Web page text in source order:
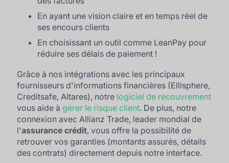
En ayant une vision claire et en temps réel de
ses encours clients
En choisissant un outil comme LeanPay pour
réduire ses délais de paiement !
Grâce à nos intégrations avec les principaux
fournisseurs d'informations financières (Ellisphere,
Creditsafe, Altares), notre logiciel de recouvrement
vous aide àgérer le risque client. De plus, notre
connexion avec Allianz Trade, leader mondial de
l'assurance crédit, vous offre la possibilité de
retrouver vos garanties (montants assurés, détails
des contrats) directement depuis notre interface.